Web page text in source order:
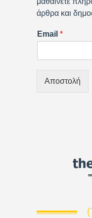
άρθρα και
Email *
Αποστολή